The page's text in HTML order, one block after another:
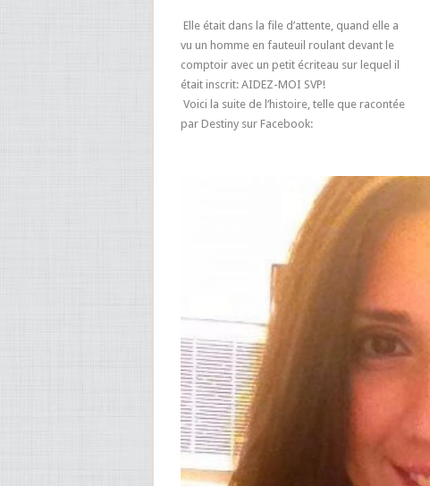
Elle était dans la file d’attente, quand elle a
vu un homme en fauteuil roulant devant le
comptoir avec un petit écriteau sur lequel il
était inscrit: AIDEZ-MOI SVP!
Voici la suite de l’histoire, telle que racontée
par Destiny sur Facebook: